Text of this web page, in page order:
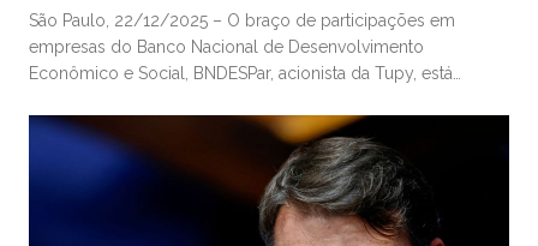
São Paulo, 22/12/2025 – O braço de participações em
empresas do Banco Nacional de Desenvolvimento
Econômico e Social, BNDESPar, acionista da Tupy, está
de Contas da União, José Mucio Monteiro Filho, para cargo
no conselho da companhia metalúrgica, após a renúncia de
um indicado anterior do […]